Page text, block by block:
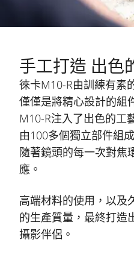
手工打造 出色
徠卡M10-R由訓練有素
僅僅是將精心設計的組
M10-R注入了出色的工
由100多個獨立部件組
隨著鏡頭的每一次對焦
應。
高端材料的使用，以及
的生產質量，最終打造
攝影伴侶。